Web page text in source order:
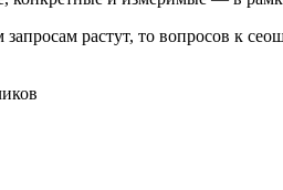
растут, то вопросов к